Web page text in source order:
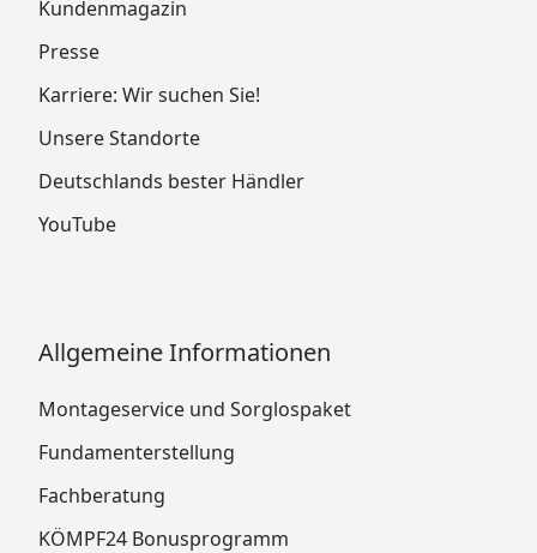
Kundenmagazin
Presse
Karriere: Wir suchen Sie!
Unsere Standorte
Deutschlands bester Händler
YouTube
Allgemeine Informationen
Montageservice und Sorglospaket
Fundamenterstellung
Fachberatung
KÖMPF24 Bonusprogramm